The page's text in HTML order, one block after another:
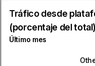
Tráfico desde
(porcentaje del total)
Último mes